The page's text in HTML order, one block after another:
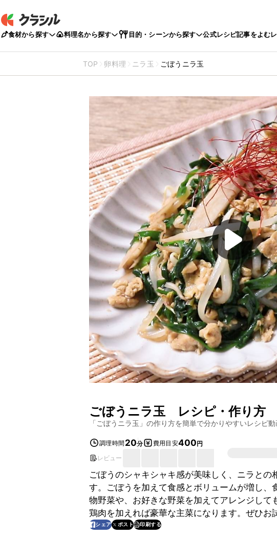
食材から探す 料理名から探す 目的・シーンから探す 公式レシピ記事をよむ
TOP 卵料理 ニラ玉 ごぼうニラ玉
ごぼうニラ玉 レシピ・作り方
「ごぼうニラ玉 」の作り方を簡単で分かりやすいレシピ動
調理時間 20分 費用目安400円
レビュー
ごぼうのシャキシャキ感が美味しく、ニラと
す。ごぼうを加えて食感とボリュームが増し、
物野菜や、お好きな野菜を加えてアレンジし
鶏肉を加えれば豪華な主菜になります。ぜひお
シェア ポスト 印刷する